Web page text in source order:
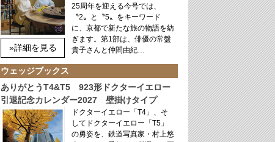
»詳細を見る
25周年を迎える今号では、
〝2〟と〝5〟をキーワード
に、京都で新たな旅の物語を紡
ぎます。第1部は、俳優の常盤
貴子さんと仲間由紀…
ウェッジブックス
ありがとうT4&T5 923形ドクターイエロー
引退記念カレンダー2027 壁掛けタイプ
ドクターイエロー「T4」、そ
してドクターイエロー「T5」
の勇姿を、鉄道写真家・村上悠